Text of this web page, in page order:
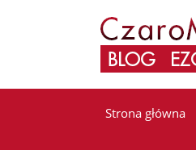
Strona główna